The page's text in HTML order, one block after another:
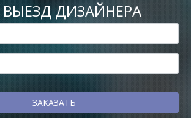
ВЫЕЗД ДИЗАЙНЕРА